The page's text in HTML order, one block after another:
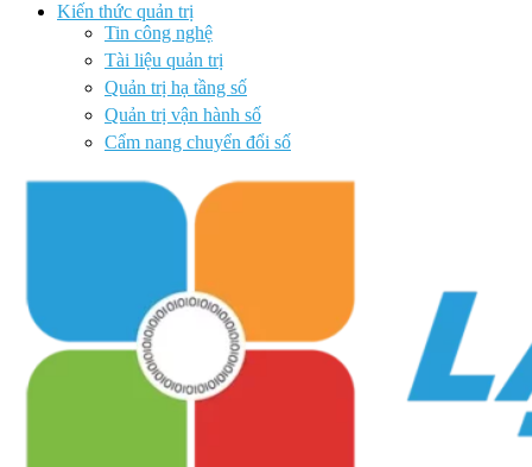
Kiến thức quản trị
Tin công nghệ
Tài liệu quản trị
Quản trị hạ tầng số
Quản trị vận hành số
Cẩm nang chuyển đổi số